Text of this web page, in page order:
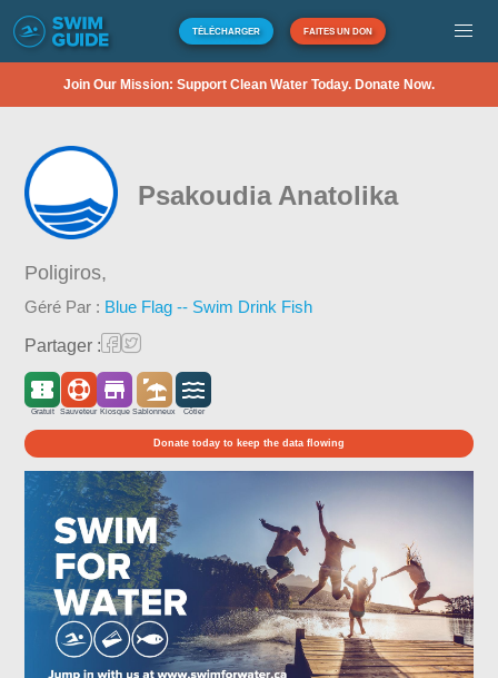
TÉLÉCHARGER FAITES UN DON
Join Our Mission: Support Clean Water Today. Donate Now.
Psakoudia Anatolika
Poligiros,
Géré Par : Blue Flag -- Swim Drink Fish
Partager :
Gratuit Sauveteur Kiosque Sablonneux Côtier
Donate today to keep the data flowing